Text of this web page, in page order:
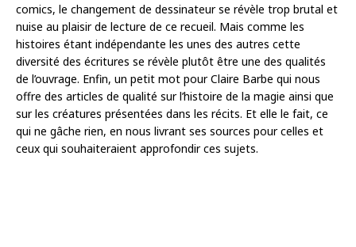
comics, le changement de dessinateur se révèle trop brutal et
nuise au plaisir de lecture de ce recueil. Mais comme les
histoires étant indépendante les unes des autres cette
diversité des écritures se révèle plutôt être une des qualités
de l’ouvrage. Enfin, un petit mot pour Claire Barbe qui nous
offre des articles de qualité sur l’histoire de la magie ainsi que
sur les créatures présentées dans les récits. Et elle le fait, ce
qui ne gâche rien, en nous livrant ses sources pour celles et
ceux qui souhaiteraient approfondir ces sujets.